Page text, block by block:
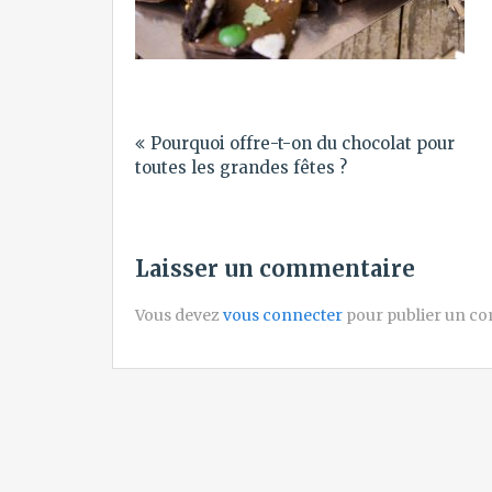
dePourquoi offre-t-on du chocolat pour
toutes les grandes fêtes ?
Laisser un commentaire
Vous devezvous connecter pour publier un